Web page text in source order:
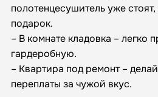
полотенцесушитель уже стоят,
подарок.
– В комнате кладовка – легко
гардеробную.
– Квартира под ремонт –
переплаты за чужой вкус.